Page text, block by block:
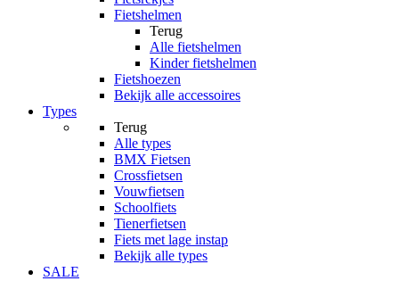
Fietshelmen
Terug
Alle fietshelmen
Kinder fietshelmen
Fietshoezen
Bekijk alle accessoires
Types
Terug
Alle types
BMX Fietsen
Crossfietsen
Vouwfietsen
Schoolfiets
Tienerfietsen
Fiets met lage instap
Bekijk alle types
SALE